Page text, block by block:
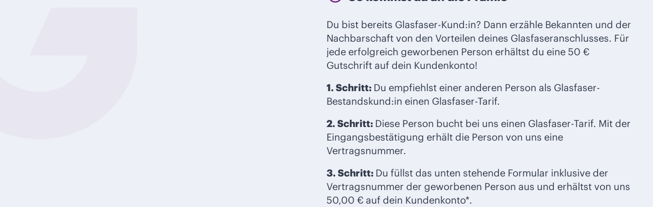
Du bist bereits Glasfaser-Kund:in? Dann erzähle Bekannten und der
Nachbarschaft von den Vorteilen deines Glasfaseranschlusses. Für
jede erfolgreich geworbenen Person erhältst du eine 50 €
Gutschrift auf dein Kundenkonto!
1. Schritt: Du empfiehlst einer anderen Person als Glasfaser-
Bestandskund:in einen Glasfaser-Tarif.
2. Schritt: Diese Person bucht bei uns einen Glasfaser-Tarif. Mit der
Eingangsbestätigung erhält die Person von uns eine
Vertragsnummer.
3. Schritt: Du füllst das unten stehende Formular inklusive der
Vertragsnummer der geworbenen Person aus und erhältst von uns
50,00 € auf dein Kundenkonto*.